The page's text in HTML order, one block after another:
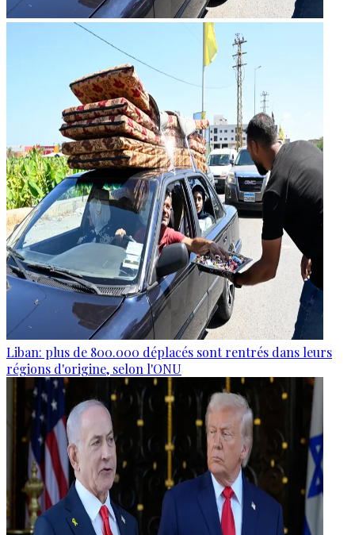
Liban: plus de 800.000 déplacés sont rentrés dans leurs
régions d'origine, selon l'ONU